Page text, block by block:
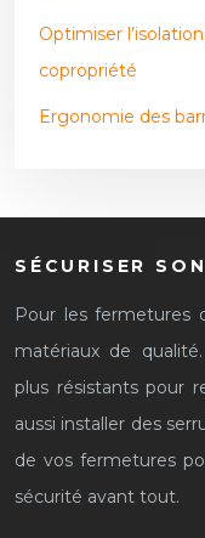
Optimiser
copropriété
Ergonomie des
SÉCURISER
Pour les fermetures
matériaux de
plus résistants pour
aussi installer des
de vos fermetures
sécurité avant tout.